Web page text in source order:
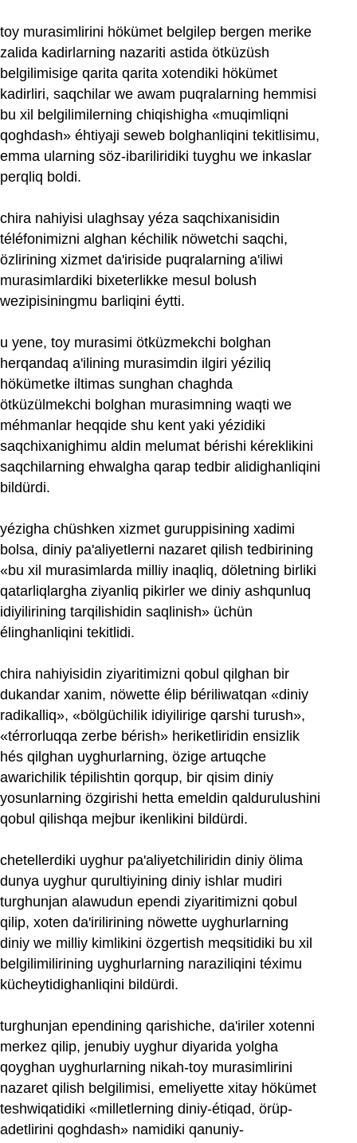
toy murasimlirini hökümet belgilep bergen merike
zalida kadirlarning nazariti astida ötküzüsh
belgilimisige qarita qarita xotendiki hökümet
kadirliri, saqchilar we awam puqralarning hemmisi
bu xil belgilimilerning chiqishigha «muqimliqni
qoghdash» éhtiyaji seweb bolghanliqini tekitlisimu,
emma ularning söz-ibariliridiki tuyghu we inkaslar
perqliq boldi.
chira nahiyisi ulaghsay yéza saqchixanisidin
téléfonimizni alghan kéchilik nöwetchi saqchi,
özlirining xizmet da'iriside puqralarning a'iliwi
murasimlardiki bixeterlikke mesul bolush
wezipisiningmu barliqini éytti.
u yene, toy murasimi ötküzmekchi bolghan
herqandaq a'ilining murasimdin ilgiri yéziliq
hökümetke iltimas sunghan chaghda
ötküzülmekchi bolghan murasimning waqti we
méhmanlar heqqide shu kent yaki yézidiki
saqchixanighimu aldin melumat bérishi kéreklikini
saqchilarning ehwalgha qarap tedbir alidighanliqini
bildürdi.
yézigha chüshken xizmet guruppisining xadimi
bolsa, diniy pa'aliyetlerni nazaret qilish tedbirining
«bu xil murasimlarda milliy inaqliq, döletning birliki
qatarliqlargha ziyanliq pikirler we diniy ashqunluq
idiyilirining tarqilishidin saqlinish» üchün
élinghanliqini tekitlidi.
chira nahiyisidin ziyaritimizni qobul qilghan bir
dukandar xanim, nöwette élip bériliwatqan «diniy
radikalliq», «bölgüchilik idiyilirige qarshi turush»,
«térrorluqqa zerbe bérish» heriketliridin ensizlik
hés qilghan uyghurlarning, özige artuqche
awarichilik tépilishtin qorqup, bir qisim diniy
yosunlarning özgirishi hetta emeldin qaldurulushini
qobul qilishqa mejbur ikenlikini bildürdi.
chetellerdiki uyghur pa'aliyetchiliridin diniy ölima
dunya uyghur qurultiyining diniy ishlar mudiri
turghunjan alawudun ependi ziyaritimizni qobul
qilip, xoten da'irilirining nöwette uyghurlarning
diniy we milliy kimlikini özgertish meqsitidiki bu xil
belgilimilirining uyghurlarning naraziliqini téximu
kücheytidighanliqini bildürdi.
turghunjan ependining qarishiche, da'iriler xotenni
merkez qilip, jenubiy uyghur diyarida yolgha
qoyghan uyghurlarning nikah-toy murasimlirini
nazaret qilish belgilimisi, emeliyette xitay hökümet
teshwiqatidiki «milletlerning diniy-étiqad, örüp-
adetlirini qoghdash» namidiki qanuniy-